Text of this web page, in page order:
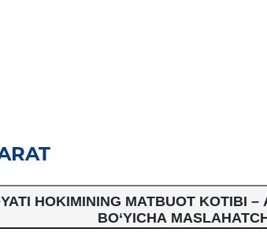
HOKIMINING MATBUOT KOTIBI
BO‘YICHA